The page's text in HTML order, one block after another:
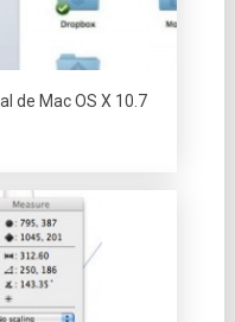
de Mac OS X 10.7